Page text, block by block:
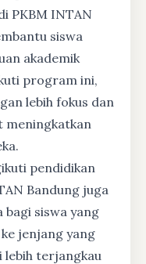
PKBM INTAN
siswa
akademik
program ini,
lebih fokus dan
meningkatkan
pendidikan
Bandung juga
bagi siswa yang
jenjang yang
terjangkau